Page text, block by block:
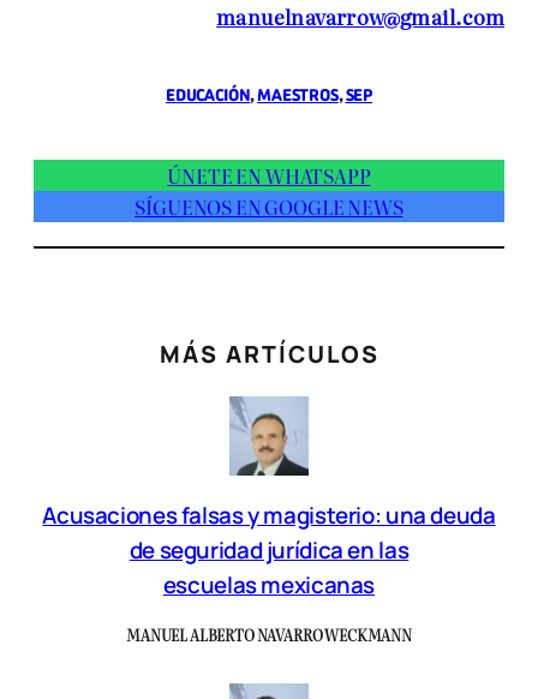
manuelnavarrow@gmail.com
EDUCACIÓN, MAESTROS, SEP
ÚNETE EN WHATSAPP
SÍGUENOS EN GOOGLE NEWS
MÁS ARTÍCULOS
Acusaciones falsas y magisterio: una deuda
de seguridad jurídica en las
escuelas mexicanas
MANUEL ALBERTO NAVARRO WECKMANN